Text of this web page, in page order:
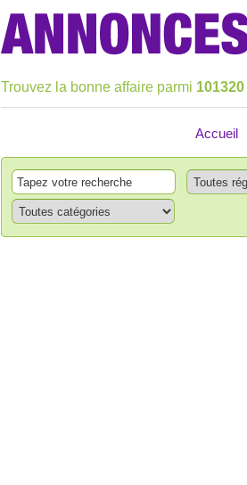
Trouvez la bonne affaire parmi 101320
Accueil